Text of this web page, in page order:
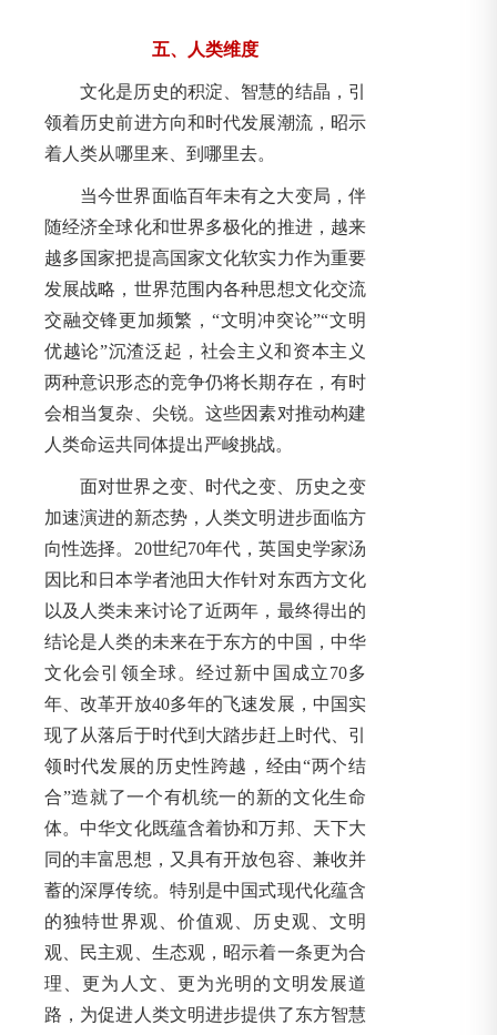
五、人类维度
文化是历史的积淀、智慧的结晶，引
领着历史前进方向和时代发展潮流，昭示
着人类从哪里来、到哪里去。
当今世界面临百年未有之大变局，伴
随经济全球化和世界多极化的推进，越来
越多国家把提高国家文化软实力作为重要
发展战略，世界范围内各种思想文化交流
交融交锋更加频繁，“文明冲突论”“文明
优越论”沉渣泛起，社会主义和资本主义
两种意识形态的竞争仍将长期存在，有时
会相当复杂、尖锐。这些因素对推动构建
人类命运共同体提出严峻挑战。
面对世界之变、时代之变、历史之变
加速演进的新态势，人类文明进步面临方
向性选择。20世纪70年代，英国史学家汤
因比和日本学者池田大作针对东西方文化
以及人类未来讨论了近两年，最终得出的
结论是人类的未来在于东方的中国，中华
文化会引领全球。经过新中国成立70多
年、改革开放40多年的飞速发展，中国实
现了从落后于时代到大踏步赶上时代、引
领时代发展的历史性跨越，经由“两个结
合”造就了一个有机统一的新的文化生命
体。中华文化既蕴含着协和万邦、天下大
同的丰富思想，又具有开放包容、兼收并
蓄的深厚传统。特别是中国式现代化蕴含
的独特世界观、价值观、历史观、文明
观、民主观、生态观，昭示着一条更为合
理、更为人文、更为光明的文明发展道
路，为促进人类文明进步提供了东方智慧